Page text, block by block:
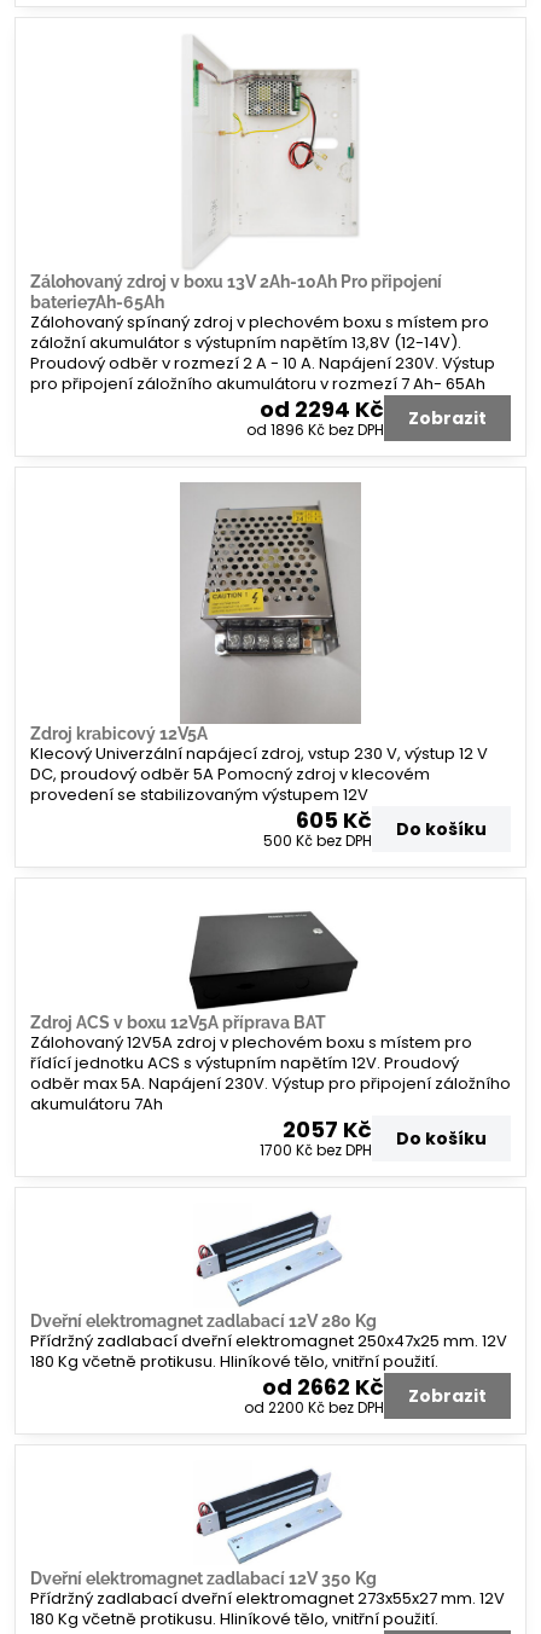
Zálohovaný zdroj v boxu 13V 2Ah-10Ah Pro připojení
baterie7Ah-65Ah
Zálohovaný spínaný zdroj v plechovém boxu s místem pro
záložní akumulátor s výstupním napětím 13,8V (12-14V).
Proudový odběr v rozmezí 2 A - 10 A. Napájení 230V. Výstup
pro připojení záložního akumulátoru v rozmezí 7 Ah- 65Ah
od 2294 Kč
od 1896 Kčbez DPH Zobrazit
Zdroj krabicový 12V5A
Klecový Univerzální napájecí zdroj, vstup 230 V, výstup 12 V
DC, proudový odběr 5A Pomocný zdroj v klecovém
provedení se stabilizovaným výstupem 12V
605 Kč
500 Kčbez DPH Do košíku
Zdroj ACS v boxu 12V5A příprava BAT
Zálohovaný 12V5A zdroj v plechovém boxu s místem pro
řídící jednotku ACS s výstupním napětím 12V. Proudový
odběr max 5A. Napájení 230V. Výstup pro připojení záložního
akumulátoru 7Ah
2057 Kč
1700 Kčbez DPH Do košíku
Dveřní elektromagnet zadlabací 12V 280 Kg
Přídržný zadlabací dveřní elektromagnet 250x47x25 mm. 12V
180 Kg včetně protikusu. Hliníkové tělo, vnitřní použití.
od 2662 Kč
od 2200 Kčbez DPH Zobrazit
Dveřní elektromagnet zadlabací 12V 350 Kg
Přídržný zadlabací dveřní elektromagnet 273x55x27 mm. 12V
180 Kg včetně protikusu. Hliníkové tělo, vnitřní použití.